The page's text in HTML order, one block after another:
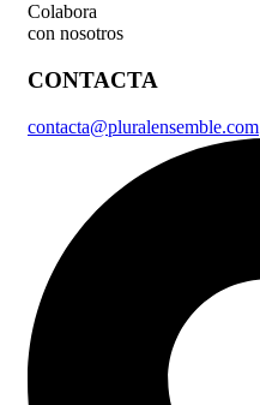
Colabora
con nosotros
CONTACTA
contacta@pluralensemble.com